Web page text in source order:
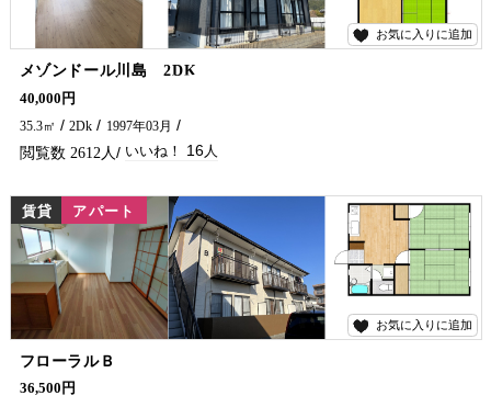
お気に入りに追加
メゾンドール川島 2DK
＼敷金・礼金・仲介手数料0円キャンペーン中！／ 静かな住環境で、快適な暮らしを叶える賃貸アパートです。 周辺には小学校が近くにあります。 新婚さんからファミリーまで幅広い方におすすめです！ さらにインターネットも無料でご利用いただけます。 お気軽に五ヶ瀬不動産へお問合せください🏠✨
40,000円
35.3㎡
2Dk 1997年03月
2612 16
お気に入りに追加
賃貸 アパート
フローラルＢ
＼敷金・礼金0円キャンペーン中！／ 10号線+お買い物・飲食店も近く、暮らしやすさ◎ 日々の移動も生活もスムーズに！2階角部屋のお部屋を募集中です(^^)/ 是非一度ご内覧いただきたいおすすめのアパートです。 お気軽に五ヶ瀬不動産へお問合せください♪
36,500円